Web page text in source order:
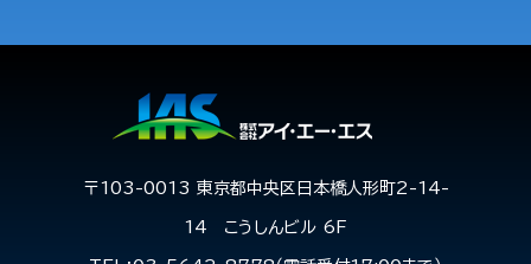
〒103-0013 東京都中央区日本橋人形町2-14-
14 こうしんビル 6F